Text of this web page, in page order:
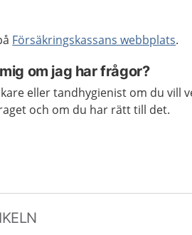
Försäkringskassans webbplats.
om jag har frågor?
eller tandhygienist om du vill
och om du har rätt till det.